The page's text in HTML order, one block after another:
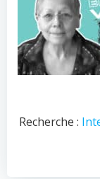
Recherche :